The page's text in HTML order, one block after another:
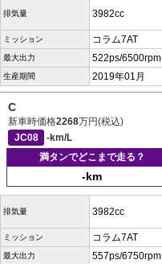
排気量 3982cc
ミッション コラム7AT
最大出力 522ps/6500rpm
生産期間 2019年01月
C
新車時価格2268万円(税込)
JC08
-km/L
満タンでどこまで走る？
-km
排気量 3982cc
ミッション コラム7AT
最大出力 557ps/6750rpm